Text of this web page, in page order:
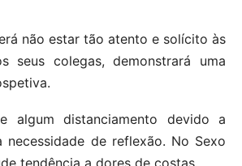
não estar tão atento e solícito às
seus colegas, demonstrará uma
algum distanciamento devido a
necessidade de reflexão. No Sexo
tendência a dores de costas.